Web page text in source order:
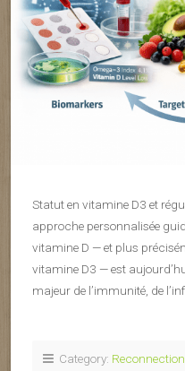
Statut en vitamine D3 et
approche personnalisée
vitamine D — et plus
vitamine D3 — est
majeur de l’immunité, de
Category: